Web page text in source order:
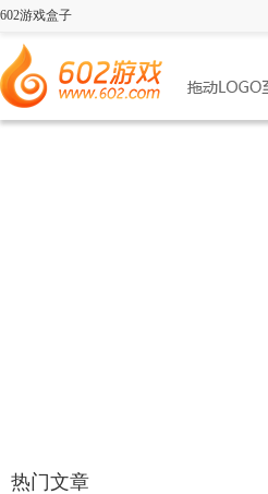
602游戏盒子
热门文章